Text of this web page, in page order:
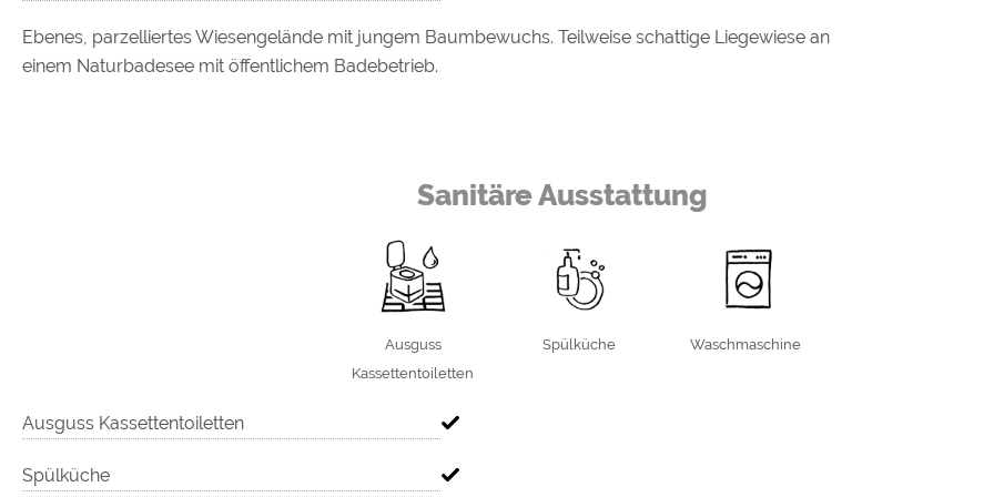
Ebenes, parzelliertes Wiesengelände mit jungem Baumbewuchs. Teilweise schattige Liegewiese an
einem Naturbadesee mit öffentlichem Badebetrieb.
Sanitäre Ausstattung
Ausguss
Kassettentoiletten
Spülküche Waschmaschine
Ausguss Kassettentoiletten
Spülküche